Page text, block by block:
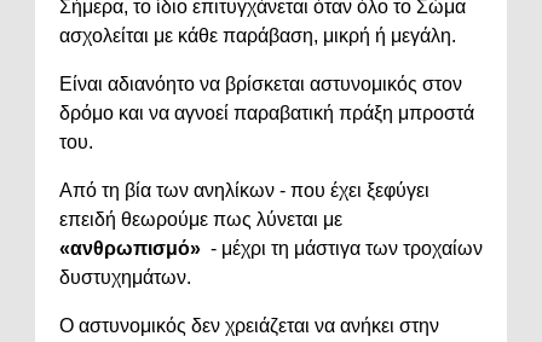
Σήμερα, το ίδιο επιτυγχάνεται όταν όλο το Σώμα
ασχολείται με κάθε παράβαση, μικρή ή μεγάλη.
Είναι αδιανόητο να βρίσκεται αστυνομικός στον
δρόμο και να αγνοεί παραβατική πράξη μπροστά
του.
Από τη βία των ανηλίκων - που έχει ξεφύγει
επειδή θεωρούμε πως λύνεται με
«ανθρωπισμό» - μέχρι τη μάστιγα των τροχαίων
δυστυχημάτων.
Ο αστυνομικός δεν χρειάζεται να ανήκει στην